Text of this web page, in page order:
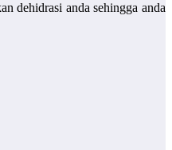
dehidrasi anda sehingga anda